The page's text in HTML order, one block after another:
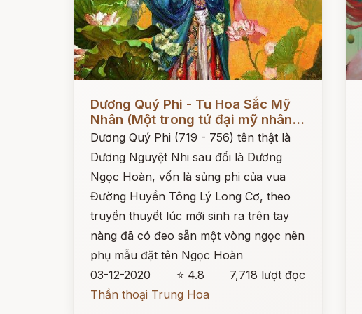
Dương Quý Phi - Tu Hoa Sắc Mỹ
Nhân (Một trong tứ đại mỹ nhân...
Dương Quý Phi (719 - 756) tên thật là
Dương Nguyệt Nhi sau đổi là Dương
Ngọc Hoàn, vốn là sủng phi của vua
Đường Huyền Tông Lý Long Cơ, theo
truyền thuyết lúc mới sinh ra trên tay
nàng đã có đeo sẵn một vòng ngọc nên
phụ mẫu đặt tên Ngọc Hoàn
03-12-2020
⭐ 4.8
7,718 lượt đọc
Thần thoại Trung Hoa